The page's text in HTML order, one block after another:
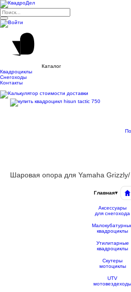
Каталог
Квадроциклы
Снегоходы
Контакты
Шаровая опора для Yamaha
Главная▾
Аксессуары
для снегохода
квадроциклы
Утилитарные
квадроциклы
Скутеры
мотоциклы
UTV
мотовездеходы